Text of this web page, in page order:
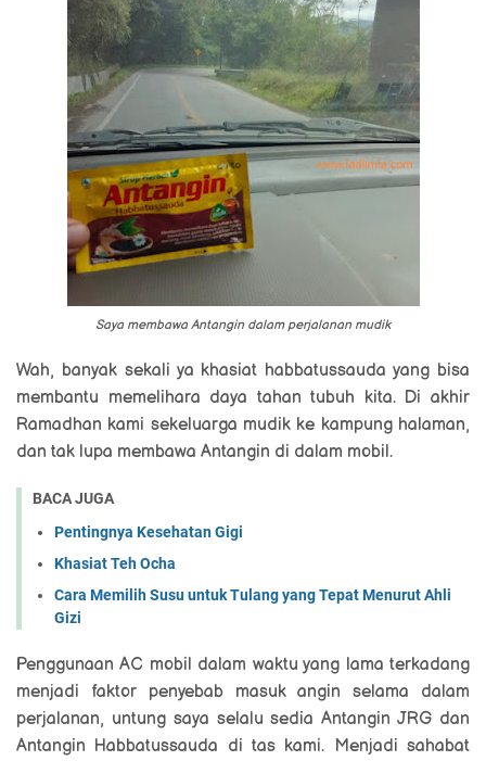
Saya membawa Antangin dalam perjalanan mudik
Wah, banyak sekali ya khasiat habbatussauda yang bisa
membantu memelihara daya tahan tubuh kita. Di akhir
Ramadhan kami sekeluarga mudik ke kampung halaman,
dan tak lupa membawa Antangin di dalam mobil.
BACA JUGA
Pentingnya Kesehatan Gigi
Khasiat Teh Ocha
Cara Memilih Susu untuk Tulang yang Tepat Menurut Ahli
Gizi
Penggunaan AC mobil dalam waktu yang lama terkadang
menjadi faktor penyebab masuk angin selama dalam
perjalanan, untung saya selalu sedia Antangin JRG dan
Antangin Habbatussauda di tas kami. Menjadi sahabat